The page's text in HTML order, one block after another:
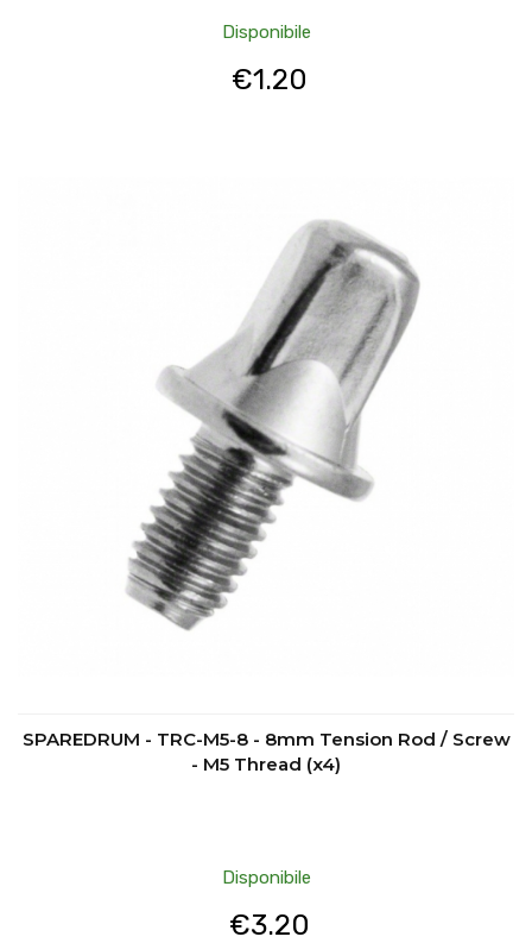
Disponibile
€1.20
SPAREDRUM - TRC-M5-8 - 8mm Tension Rod / Screw
- M5 Thread (x4)
Disponibile
€3.20